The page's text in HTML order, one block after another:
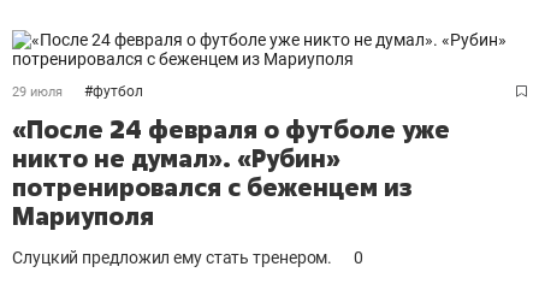
29 июля #футбол
«После 24 февраля о футболе уже
никто не думал». «Рубин»
потренировался с беженцем из
Мариуполя
Слуцкий предложил ему стать тренером. 0